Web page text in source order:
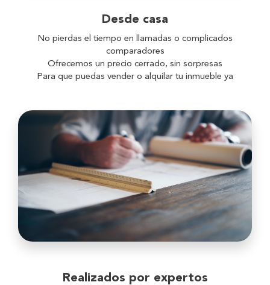
Desde casa
No pierdas el tiempo en llamadas o complicados
comparadores
Ofrecemos un precio cerrado, sin sorpresas
Para que puedas vender o alquilar tu inmueble ya
Realizados por expertos